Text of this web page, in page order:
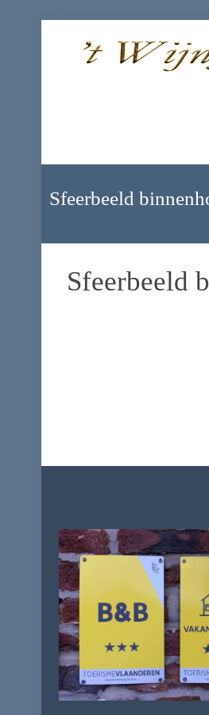
Sfeerbeeld
Sfeerbeeld